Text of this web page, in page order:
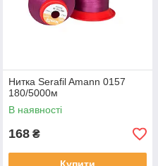
Нитка Serafil Amann 0157
180/5000м
В наявності
168 ₴